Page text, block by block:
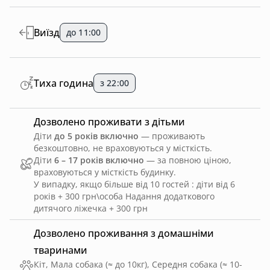
Дозволено проживання з домашніми
тваринами
Кіт, Мала собака (≈ до 10кг), Середня собака (≈ 10-
Виїзд до 11:00
Дозволено проживати з дітьми
Діти до 5 років включно — проживають
безкоштовно, не враховуються у місткість.
Діти 6 – 17 років включно — за повною ціною,
враховуються у місткість будинку.
У випадку, якщо більше від 10 гостей : діти від 6
років + 300 грн\особа Надання додаткового
дитячого ліжечка + 300 грн
Тиха година з 22:00